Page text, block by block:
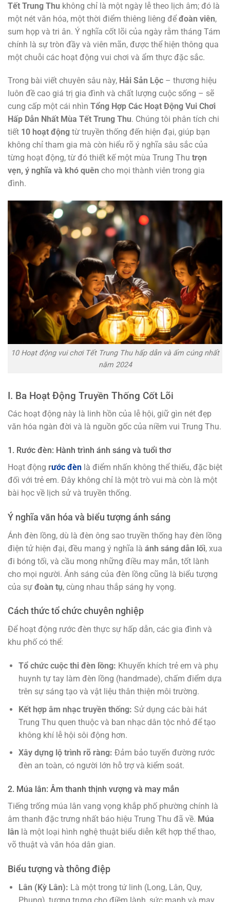
Tết Trung Thu không chỉ là một ngày lễ theo lịch âm; đó là
một nét văn hóa, một thời điểm thiêng liêng đểđoàn viên,
sum họp và tri ân. Ý nghĩa cốt lõi của ngày rằm tháng Tám
chính là sự tròn đầy và viên mãn, được thể hiện thông qua
một chuỗi các hoạt động vui chơi và ẩm thực đặc sắc.
Trong bài viết chuyên sâu này, Hải Sản Lộc – thương hiệu
luôn đề cao giá trị gia đình và chất lượng cuộc sống – sẽ
cung cấp một cái nhìn Tổng Hợp Các Hoạt Động Vui Chơi
Hấp Dẫn Nhất Mùa Tết Trung Thu. Chúng tôi phân tích chi
tiết 10 hoạt động từ truyền thống đến hiện đại, giúp bạn
không chỉ tham gia mà còn hiểu rõ ý nghĩa sâu sắc của
từng hoạt động, từ đó thiết kế một mùa Trung Thu trọn
vẹn, ý nghĩa và khó quên cho mọi thành viên trong gia
đình.
10 Hoạt động vui chơi Tết Trung Thu hấp dẫn và ấm cúng nhất
năm 2024
I. Ba Hoạt Động Truyền Thống Cốt Lõi
Các hoạt động này là linh hồn của lễ hội, giữ gìn nét đẹp
văn hóa ngàn đời và là nguồn gốc của niềm vui Trung Thu.
1. Rước đèn: Hành trình ánh sáng và tuổi thơ
Hoạt động rước đèn là điểm nhấn không thể thiếu, đặc biệt
đối với trẻ em. Đây không chỉ là một trò vui mà còn là một
bài học về lịch sử và truyền thống.
Ý nghĩa văn hóa và biểu tượng ánh sáng
Ánh đèn lồng, dù là đèn ông sao truyền thống hay đèn lồng
điện tử hiện đại, đều mang ý nghĩa là ánh sáng dẫn lối, xua
đi bóng tối, và cầu mong những điều may mắn, tốt lành
cho mọi người. Ánh sáng của đèn lồng cũng là biểu tượng
của sự đoàn tụ, cùng nhau thắp sáng hy vọng.
Cách thức tổ chức chuyên nghiệp
Để hoạt động rước đèn thực sự hấp dẫn, các gia đình và
khu phố có thể:
Tổ chức cuộc thi đèn lồng: Khuyến khích trẻ em và phụ
huynh tự tay làm đèn lồng (handmade), chấm điểm dựa
trên sự sáng tạo và vật liệu thân thiện môi trường.
Kết hợp âm nhạc truyền thống: Sử dụng các bài hát
Trung Thu quen thuộc và ban nhạc dân tộc nhỏ để tạo
không khí lễ hội sôi động hơn.
Xây dựng lộ trình rõ ràng: Đảm bảo tuyến đường rước
đèn an toàn, có người lớn hỗ trợ và kiểm soát.
2. Múa lân: Âm thanh thịnh vượng và may mắn
Tiếng trống múa lân vang vọng khắp phố phường chính là
âm thanh đặc trưng nhất báo hiệu Trung Thu đã về. Múa
lân là một loại hình nghệ thuật biểu diễn kết hợp thể thao,
võ thuật và văn hóa dân gian.
Biểu tượng và thông điệp
Lân (Kỳ Lân): Là một trong tứ linh (Long, Lân, Quy,